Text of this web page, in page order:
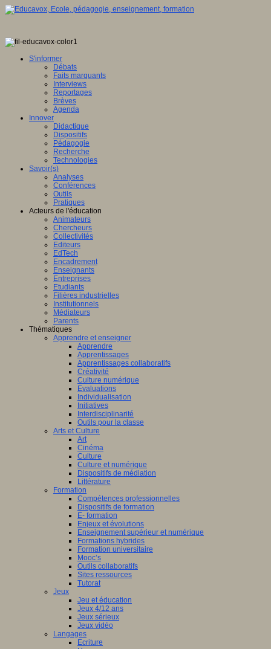
S'informer
Débats
Faits marquants
Interviews
Reportages
Brèves
Agenda
Innover
Didactique
Dispositifs
Pédagogie
Recherche
Technologies
Savoir(s)
Analyses
Conférences
Outils
Pratiques
Acteurs de l'éducation
Animateurs
Chercheurs
Collectivités
Editeurs
EdTech
Encadrement
Enseignants
Entreprises
Etudiants
Filières industrielles
Institutionnels
Médiateurs
Parents
Thématiques
Apprendre et enseigner
Apprendre
Apprentissages
Apprentissages collaboratifs
Créativité
Culture numérique
Evaluations
Individualisation
Initiatives
Interdisciplinarité
Outils pour la classe
Arts et Culture
Art
Cinéma
Culture
Culture et numérique
Dispositifs de médiation
Littérature
Formation
Compétences professionnelles
Dispositifs de formation
E- formation
Enjeux et évolutions
Enseignement supérieur et numérique
Formations hybrides
Formation universitaire
Mooc’s
Outils collaboratifs
Sites ressources
Tutorat
Jeux
Jeu et éducation
Jeux 4/12 ans
Jeux sérieux
Jeux vidéo
Langages
Ecriture